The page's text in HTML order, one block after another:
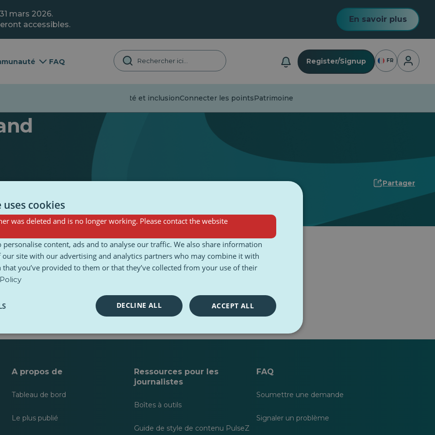
mars 2026.
accessibles.
En savoir plus
FAQ Register/Signup FR
Diversité et inclusionConnecter les pointsPatrimoine
Partager
A propos de
Tableau de bord
Le plus publié
Ressources pour les
journalistes
Boîtes à outils
Guide de style de contenu PulseZ
FAQ
Soumettre une demande
Signaler un problème
cookies
was deleted and is no longer working. Please contact the website
personalise content, ads and to analyse our traffic. We also share information
site with our advertising and analytics partners who may combine it with
you’ve provided to them or that they’ve collected from your use of their
ACCEPT ALL
DECLINE ALL